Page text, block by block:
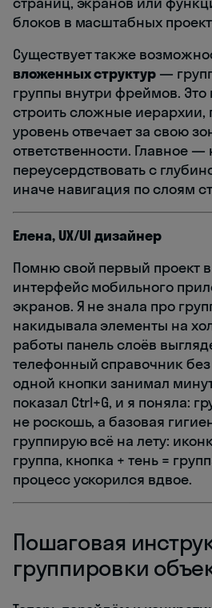
блоков в масштабных
Существует также
вложенных структур —
группы внутри фреймов. Это
строить сложные иерархии,
уровень отвечает за свою
ответственности. Главное —
переусердствовать с
иначе навигация по слоям
Елена, UX/UI дизайнер
Помню свой первый проект
интерфейс мобильного
экранов. Я не знала про
накидывала элементы на
работы панель слоёв
телефонный справочник
одной кнопки занимал
показал Ctrl+G, и я поняла:
не роскошь, а базовая
группирую всё на лету:
группа, кнопка + тень =
процесс ускорился вдвое.
Пошаговая
группировки